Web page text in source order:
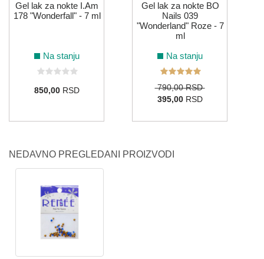
Gel lak za nokte I.Am
178 "Wonderfall" - 7 ml
Na stanju
850,00RSD
Gel lak za nokte BO
Nails 039
"Wonderland" Roze - 7
ml
Na stanju
790,00 RSD
395,00RSD
NEDAVNO PREGLEDANI PROIZVODI